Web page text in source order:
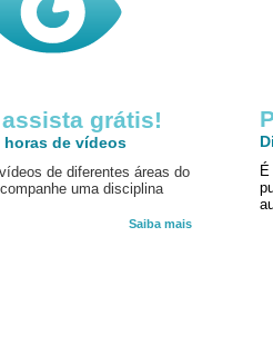
grátis!
horas de vídeos
de diferentes áreas do
uma disciplina
Saiba mais